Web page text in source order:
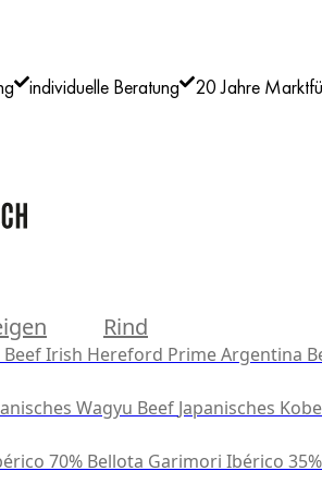
individuelle Beratung 20 Jahre
Rind
Irish Hereford PrimeArgentina
Wagyu Beef Japanisches
70% Bellota Garimori Ibérico